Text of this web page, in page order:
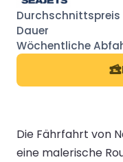
Die Fährfahrt von
eine malerische